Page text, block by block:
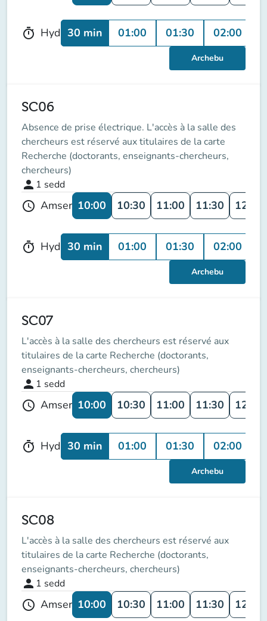
timer Hyd 30 min 01:00 01:30 02:00
Archebu
SC06
Absence de prise électrique. L'accès à la salle des
chercheurs est réservé aux titulaires de la carte
Recherche (doctorants, enseignants-chercheurs,
chercheurs)
person 1 sedd
schedule Amser 10:00 10:30 11:00 11:30 12:00
timer Hyd 30 min 01:00 01:30 02:00
Archebu
SC07
L'accès à la salle des chercheurs est réservé aux
titulaires de la carte Recherche (doctorants,
enseignants-chercheurs, chercheurs)
person 1 sedd
schedule Amser 10:00 10:30 11:00 11:30 12:00
timer Hyd 30 min 01:00 01:30 02:00
Archebu
SC08
L'accès à la salle des chercheurs est réservé aux
titulaires de la carte Recherche (doctorants,
enseignants-chercheurs, chercheurs)
person 1 sedd
schedule Amser 10:00 10:30 11:00 11:30 12:00